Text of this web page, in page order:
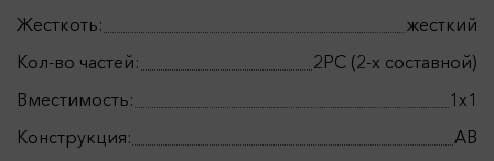
Жесткоть:
жесткий
Кол-во частей:
2РС (2-х составной)
Вместимость:
1x1
Конструкция:
AB